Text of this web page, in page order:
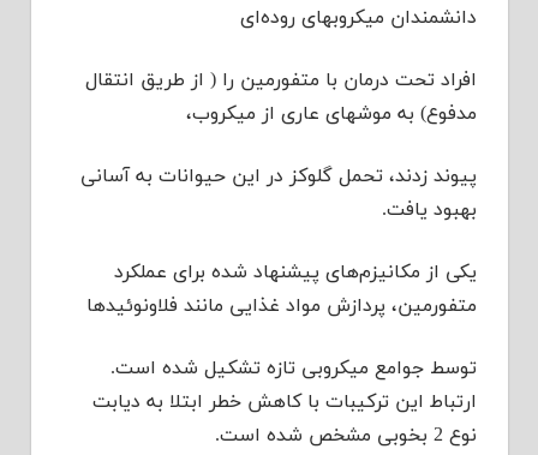
دانشمندان میکروبهای روده‌ای
افراد تحت درمان با متفورمین را ( از طریق انتقال
مدفوع) به موشهای عاری از میکروب،
پیوند زدند، تحمل گلوکز در این حیوانات به آسانی
بهبود یافت.
یکی از مکانیزم‌های پیشنهاد شده برای عملکرد
متفورمین، پردازش مواد غذایی مانند فلاونوئید‌ها
توسط جوامع میکروبی تازه تشکیل شده است.
ارتباط این ترکیبات با کاهش خطر ابتلا به دیابت
نوع 2 بخوبی مشخص شده است.